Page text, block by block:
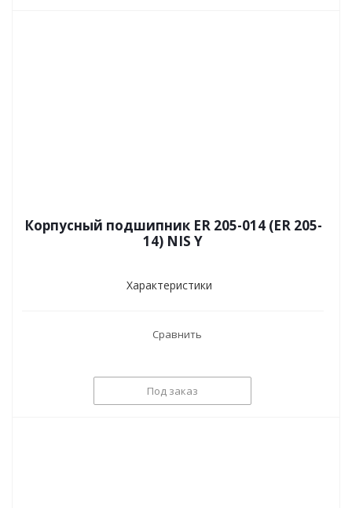
Корпусный подшипник ER 205-014 (ER 205-
14) NIS Y
Характеристики
Сравнить
Под заказ